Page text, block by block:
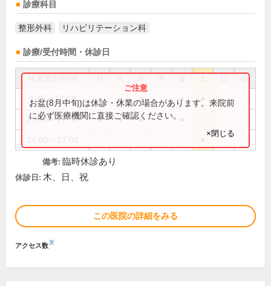
診療科目
整形外科 リハビリテーション科
診療/受付時間・休診日
祝
8:45～12:00 ● ● ● ●
13:45～17:30 ● ● ●
お盆(8月中旬)は休診・休業の場合があります。来院前
に必ず医療機関に直接ご確認ください。
×閉じる
備考: 臨時休診あり
休診日: 木、日、祝
この医院の詳細をみる
アクセス数※